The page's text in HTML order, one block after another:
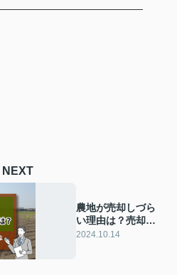
NEXT
農地が売却しづら
い理由は？売却の
方法や必要な費用
2024.10.14